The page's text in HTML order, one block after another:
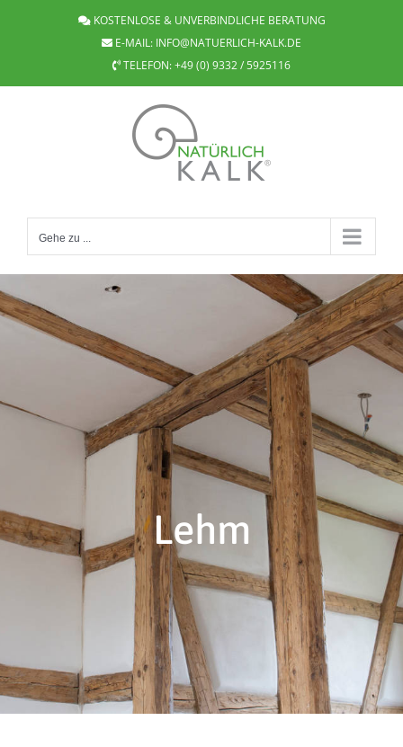
KOSTENLOSE & UNVERBINDLICHE BERATUNG
E-MAIL: INFO@NATUERLICH-KALK.DE
TELEFON:+49 (0) 9332 / 5925116
Gehe zu ...
Lehm